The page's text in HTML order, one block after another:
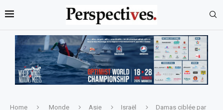
Home Monde Asie Israël
Damas ciblée par